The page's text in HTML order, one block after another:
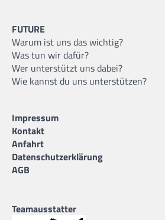
FUTURE
Warum ist uns das wichtig?
Was tun wir dafür?
Wer unterstützt uns dabei?
Wie kannst du uns unterstützen?
Impressum
Kontakt
Anfahrt
Datenschutzerklärung
AGB
Teamausstatter